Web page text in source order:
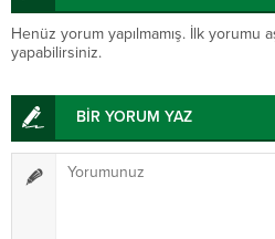
Henüz yorum yapılmamış. İlk yorumu
yapabilirsiniz.
BİR YORUM YAZ